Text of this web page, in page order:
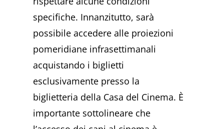
specifiche. Innanzitutto, sarà
possibile accedere alle proiezioni
pomeridiane infrasettimanali
acquistando i biglietti
esclusivamente presso la
biglietteria della Casa del Cinema. È
importante sottolineare che